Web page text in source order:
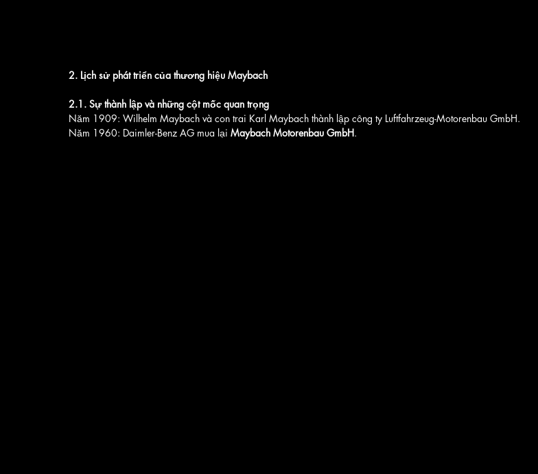
2. Lịch sử phát triển của thương hiệu Maybach
2.1. Sự thành lập và những cột mốc quan trọng
Năm 1909: Wilhelm Maybach và con trai Karl Maybach thành lập công ty Luftfahrzeug-Motorenbau GmbH.
Năm 1960: Daimler-Benz AG mua lại Maybach Motorenbau GmbH.